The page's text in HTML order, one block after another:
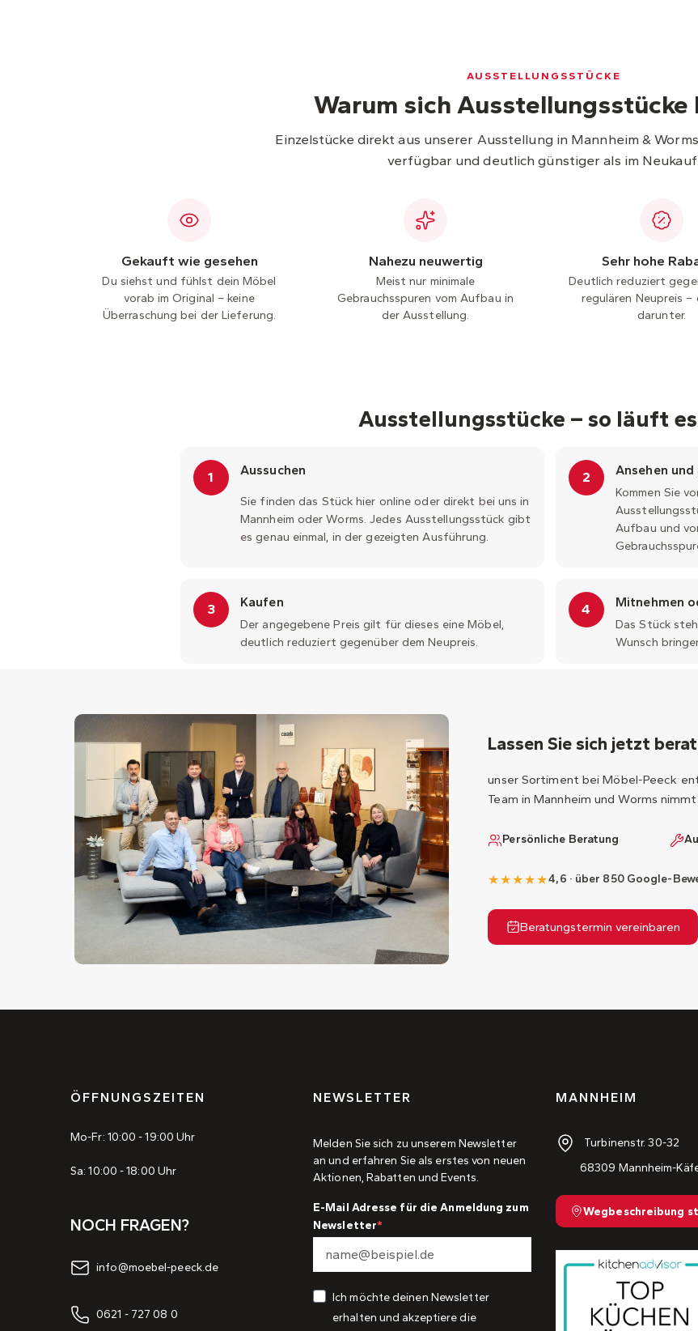
AUSSTELLUNGSSTÜCKE
Warum sich Ausstellungsstücke
Einzelstücke direkt aus unserer Ausstellung in Mannheim &
verfügbar und deutlich günstiger als im Neukauf.
Gekauft wie gesehen
Du siehst und fühlst dein Möbel
vorab im Original – keine
Überraschung bei der Lieferung.
Nahezu neuwertig
Meist nur minimale
Gebrauchsspuren vom Aufbau in
der Ausstellung.
Sehr hohe
Deutlich reduziert
regulären Neupreis
darunter.
Ausstellungsstücke – so läuft
1 Aussuchen
Sie finden das Stück hier online oder direkt bei uns in
Mannheim oder Worms. Jedes Ausstellungsstück gibt
es genau einmal, in der gezeigten Ausführung.
2 Ansehen
Kommen Sie
Aufbau und
3 Kaufen
Der angegebene Preis gilt für dieses eine Möbel,
deutlich reduziert gegenüber dem Neupreis.
4 Mitnehmen
Das Stück
Wunsch
Lassen Sie sich jetzt
unser Sortiment bei Möbel-Peeck
Team in Mannheim und Worms
Persönliche Beratung
★★★★★4,6 · über 850 Google-
Beratungstermin vereinbaren
ÖFFNUNGSZEITEN
Mo-Fr: 10:00 - 19:00 Uhr
Sa: 10:00 - 18:00 Uhr
NOCH FRAGEN?
info@moebel-peeck.de
0621 - 727 08 0
NEWSLETTER
Melden Sie sich zu unserem Newsletter
an und erfahren Sie als erstes von neuen
Aktionen, Rabatten und Events.
E-Mail Adresse für die Anmeldung zum
Newsletter
Ich möchte deinen Newsletter
erhalten und akzeptiere die
MANNHEIM
Turbinenstr. 30-32
68309 Mannheim-
Wegbeschreibung